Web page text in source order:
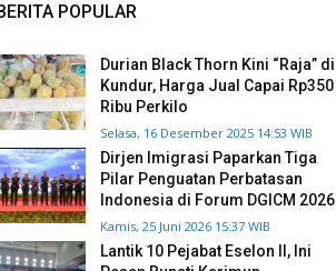
POPULAR
Durian Black Thorn Kini “Raja” di
Kundur, Harga Jual Capai Rp350
Ribu Perkilo
Selasa, 16 Desember 2025 14:53 WIB
Dirjen Imigrasi Paparkan Tiga
Pilar Penguatan Perbatasan
Indonesia di Forum DGICM 2026
Kamis, 25 Juni 2026 15:37 WIB
Lantik 10 Pejabat Eselon II, Ini